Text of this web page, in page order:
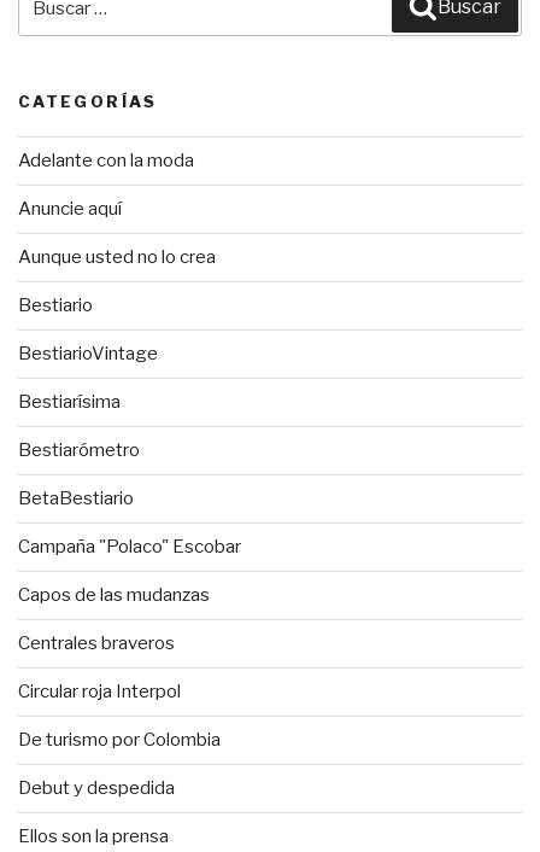
Buscar
CATEGORÍAS
Adelante con la moda
Anuncie aquí
Aunque usted no lo crea
Bestiario
BestiarioVintage
Bestiarísima
Bestiarómetro
BetaBestiario
Campaña "Polaco" Escobar
Capos de las mudanzas
Centrales braveros
Circular roja Interpol
De turismo por Colombia
Debut y despedida
Ellos son la prensa